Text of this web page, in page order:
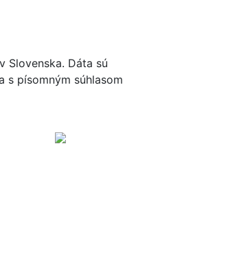
Slovenska. Dáta sú
s písomným súhlasom